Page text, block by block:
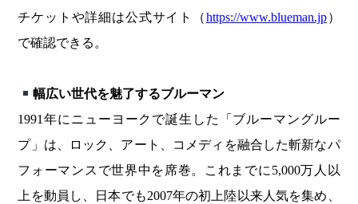
チケットや詳細は公式サイト（https://www.blueman.jp）
で確認できる。
幅広い世代を魅了するブルーマン
1991年にニューヨークで誕生した「ブルーマングルー
プ」は、ロック、アート、コメディを融合した斬新なパ
フォーマンスで世界中を席巻。これまでに5,000万人以
上を動員し、日本でも2007年の初上陸以来人気を集め、